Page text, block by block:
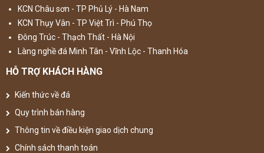
KCN Châu sơn - TP Phủ Lý - Hà Nam
KCN Thụy Vân - TP Việt Trì - Phú Thọ
Đông Trúc - Thạch Thất - Hà Nội
Làng nghề đá Minh Tân - Vĩnh Lộc - Thanh Hóa
HỖ TRỢ KHÁCH HÀNG
Kiến thức về đá
Quy trình bán hàng
Thông tin về điều kiện giao dịch chung
Chính sách thanh toán